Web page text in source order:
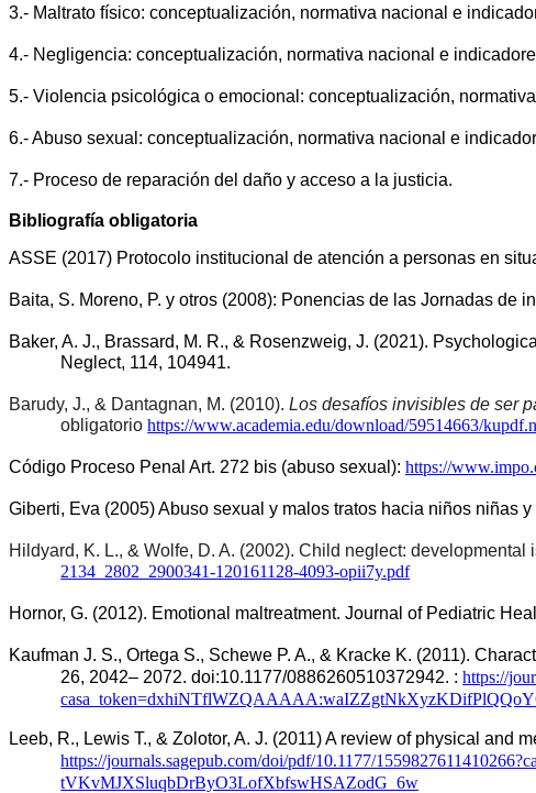
3.- Maltrato físico: conceptualización, normativa nacional e
4.- Negligencia: conceptualización, normativa nacional e
5.- Violencia psicológica o emocional: conceptualización,
6.- Abuso sexual: conceptualización, normativa nacional e
7.- Proceso de reparación del daño y acceso a la justicia.
Bibliografía obligatoria
ASSE (2017) Protocolo institucional de atención a personas en
Baita, S. Moreno, P. y otros (2008): Ponencias de las Jornadas
Baker, A. J., Brassard, M. R., & Rosenzweig, J. (2021).
Neglect, 114, 104941.
Barudy, J., & Dantagnan, M. (2010). Los desafíos invisibles de ser
obligatorio https://www.academia.edu/download/59514663/
Código Proceso Penal Art. 272 bis (abuso sexual): https://
Giberti, Eva (2005) Abuso sexual y malos tratos hacia niños niñas
Hildyard, K. L., & Wolfe, D. A. (2002). Child neglect:
2134_2802_2900341-120161128-4093-opii7y.pdf
Hornor, G. (2012). Emotional maltreatment. Journal of Pediatric
Kaufman J. S., Ortega S., Schewe P. A., & Kracke K. (2011).
26, 2042– 2072. doi:10.1177/0886260510372942. : https://
https://journals.sagepub.com/doi/pdf/10.1177/
tVKvMJXSluqbDrByO3LofXbfswHSAZodG_6w